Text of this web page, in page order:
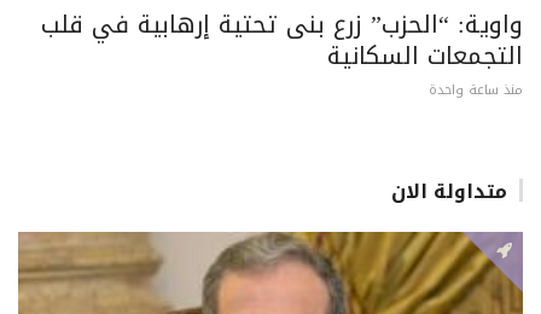
واوية: “الحزب” زرع بنى تحتية إرهابية في قلب
التجمعات السكانية
منذ ساعة واحدة
متداولة الان